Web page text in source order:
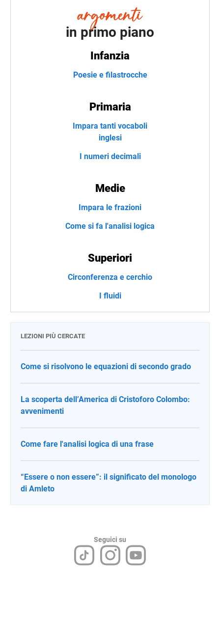
in primo piano
Infanzia
Poesie e filastrocche
Primaria
Impara tanti vocaboli
inglesi
I numeri decimali
Medie
Impara le frazioni
Come si fa l'analisi logica
Superiori
Circonferenza e cerchio
I fluidi
LEZIONI PIÙ CERCATE
Come si risolvono le equazioni di secondo grado
La scoperta dell’America di Cristoforo Colombo:
avvenimenti
Come fare l'analisi logica di una frase
“Essere o non essere”: il significato del monologo
di Amleto
Seguici su